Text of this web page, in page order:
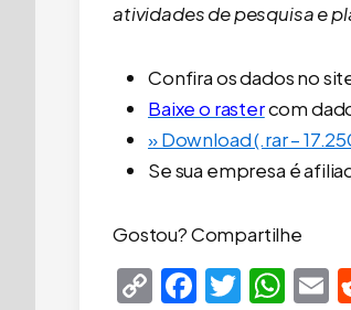
atividades de pesquisa e
Confira os dados no
Baixe o rastercom
» Download (.rar –
Se sua empresa é
Gostou? Compartilhe
Copy